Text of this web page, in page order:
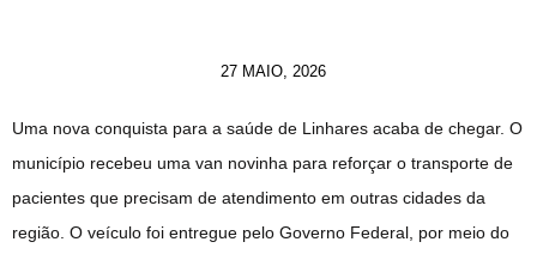
27 MAIO, 2026
Uma nova conquista para a saúde de Linhares acaba de chegar. O
município recebeu uma van novinha para reforçar o transporte de
pacientes que precisam de atendimento em outras cidades da
região. O veículo foi entregue pelo Governo Federal, por meio do